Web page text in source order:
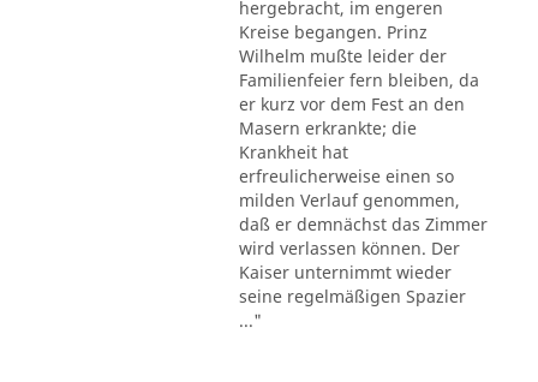
hergebracht, im engeren
Kreise begangen. Prinz
Wilhelm mußte leider der
Familienfeier fern bleiben, da
er kurz vor dem Fest an den
Masern erkrankte; die
Krankheit hat
erfreulicherweise einen so
milden Verlauf genommen,
daß er demnächst das Zimmer
wird verlassen können. Der
Kaiser unternimmt wieder
seine regelmäßigen Spazier
..."